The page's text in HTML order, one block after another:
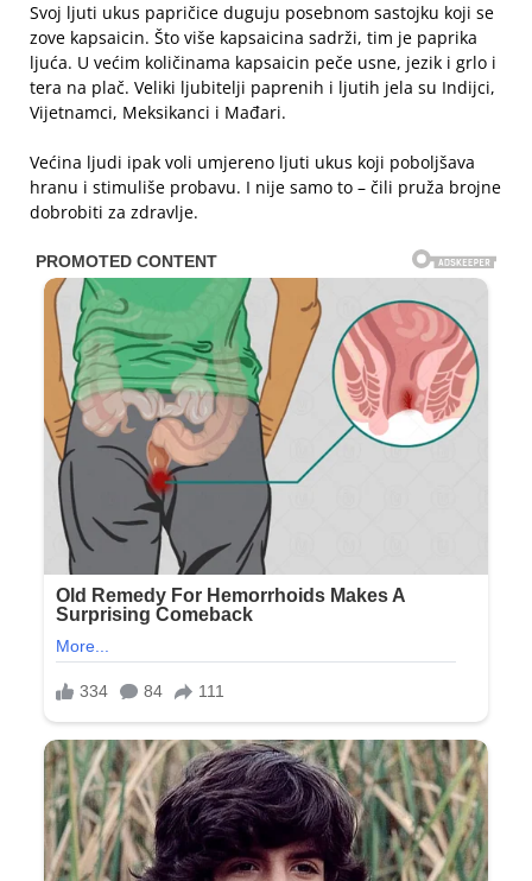
Svoj ljuti ukus papričice duguju posebnom sastojku koji se
zove kapsaicin. Što više kapsaicina sadrži, tim je paprika
ljuća. U većim količinama kapsaicin peče usne, jezik i grlo i
tera na plač. Veliki ljubitelji paprenih i ljutih jela su Indijci,
Vijetnamci, Meksikanci i Mađari.
Većina ljudi ipak voli umjereno ljuti ukus koji poboljšava
hranu i stimuliše probavu. I nije samo to – čili pruža brojne
dobrobiti za zdravlje.